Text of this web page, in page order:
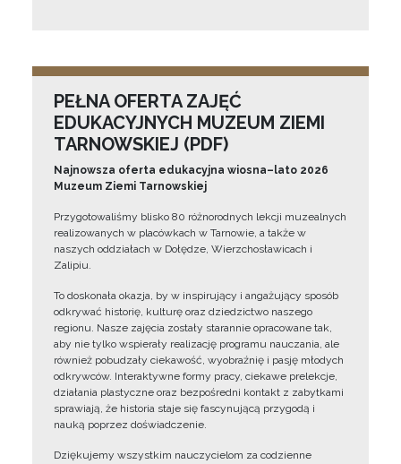
PEŁNA OFERTA ZAJĘĆ
EDUKACYJNYCH MUZEUM ZIEMI
TARNOWSKIEJ (PDF)
Najnowsza oferta edukacyjna wiosna–lato 2026
Muzeum Ziemi Tarnowskiej
Przygotowaliśmy blisko 80 różnorodnych lekcji muzealnych
realizowanych w placówkach w Tarnowie, a także w
naszych oddziałach w Dołędze, Wierzchosławicach i
Zalipiu.
To doskonała okazja, by w inspirujący i angażujący sposób
odkrywać historię, kulturę oraz dziedzictwo naszego
regionu. Nasze zajęcia zostały starannie opracowane tak,
aby nie tylko wspierały realizację programu nauczania, ale
również pobudzały ciekawość, wyobraźnię i pasję młodych
odkrywców. Interaktywne formy pracy, ciekawe prelekcje,
działania plastyczne oraz bezpośredni kontakt z zabytkami
sprawiają, że historia staje się fascynującą przygodą i
nauką poprzez doświadczenie.
Dziękujemy wszystkim nauczycielom za codzienne